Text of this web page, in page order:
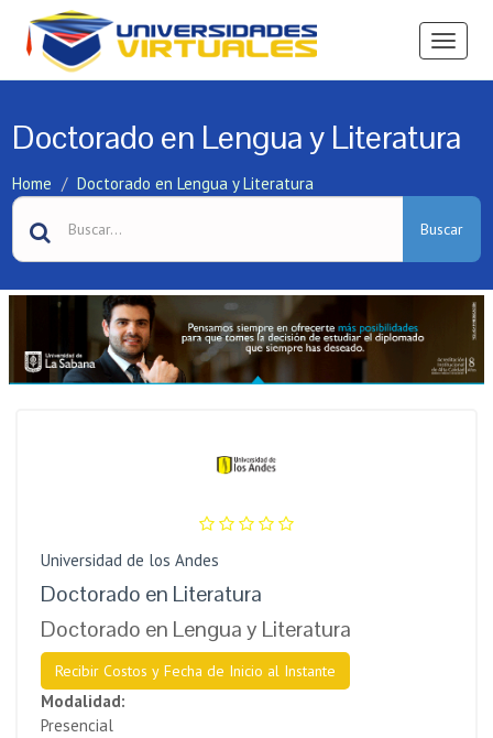
Ver
Doctorado en Lengua y Literatura
Home Doctorado en Lengua y Literatura
Buscar
Universidad de los Andes
Doctorado en Literatura
Doctorado en Lengua y Literatura
Recibir Costos y Fecha de Inicio al Instante
Modalidad:
Presencial